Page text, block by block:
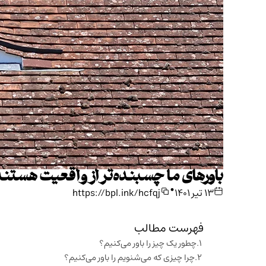
باورهای ما چسبنده‌تر از واقعیت
۱۳ تیر ۱۴۰۱ •
https://bpl.ink/hcfqj
فهرست مطالب
چطور یک چیز را باور می‌کنیم؟
چرا چیزی که می‌شنویم را باور می‌کنیم؟